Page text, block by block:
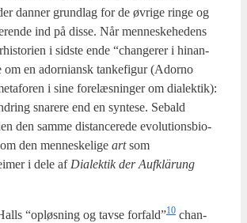
dan­ner grund­lag for de øvri­ge rin­ge og
ind på dis­se. Når men­ne­ske­he­dens
i sid­ste ende “chan­ge­rer i hin­an­
om en ador­ni­ansk tan­ke­fi­gur (Ador­no
i sine fore­læs­nin­ger om dia­lek­tik):
sna­re­re end en syn­te­se. Sebald
den sam­me distan­ce­re­de evo­lu­tions­bi­o­
den men­ne­ske­li­ge artsom
i dele af Dia­lek­tik der Auf­klärung
“opløs­ning og tav­se forfald”10 chan­